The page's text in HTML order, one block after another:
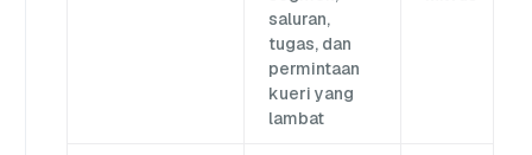
saluran,
tugas, dan
permintaan
kueri yang
lambat